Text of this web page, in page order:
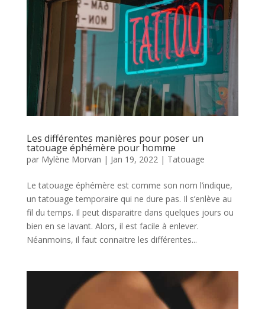
Les différentes manières pour poser un
tatouage éphémère pour homme
par Mylène Morvan | Jan 19, 2022| Tatouage
Le tatouage éphémère est comme son nom l’indique,
un tatouage temporaire qui ne dure pas. Il s’enlève au
fil du temps. Il peut disparaitre dans quelques jours ou
bien en se lavant. Alors, il est facile à enlever.
Néanmoins, il faut connaitre les différentes...